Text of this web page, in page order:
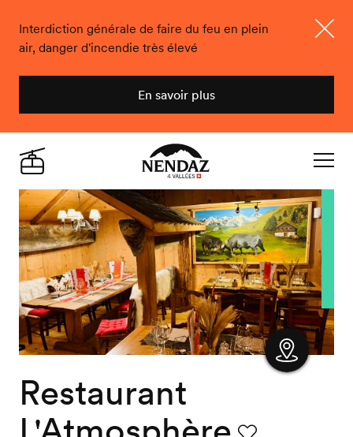
Interdiction générale de faire du feu en plein
air, danger d'incendie très élevé
En savoir plus
Nendaz
Live
Restaurant